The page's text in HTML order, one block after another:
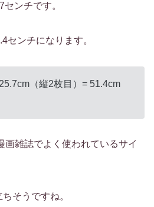
ンチです。
センチになります。
（縦2枚目）= 51.4cm
画雑誌でよく使われているサイ
そうですね。